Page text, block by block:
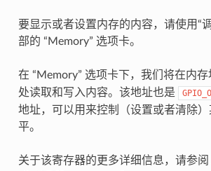
要显示或者设置内存的内容，请使用“
部的 “Memory” 选项卡。
在 “Memory” 选项卡下，我们将在内存
处读取和写入内容。该地址也是
地址，可以用来控制（设置或者清除
平。
关于该寄存器的更多详细信息，请参阅